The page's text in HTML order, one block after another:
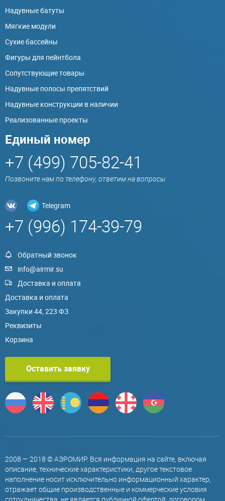
Надувные батуты
Мягкие модули
Сухие бассейны
Фигуры для пейнтбола
Сопутствующие товары
Надувные полосы препятствий
Надувные конструкции в наличии
Реализованные проекты
Единый номер
+7 (499) 705-82-41
Позвоните нам по телефону, ответим на вопросы
Telegram
+7 (996) 174-39-79
Обратный звонок
info@airmir.su
Доставка и оплата
Доставка и оплата
Закупки 44, 223 ФЗ
Реквизиты
Корзина
Оставить заявку
2008 — 2018 © АЭРОМИР. Вся информация на сайте, включая
описание, технические характеристики, другое текстовое
наполнение носит исключительно информационный характер,
отражает общие производственные и коммерческие условия